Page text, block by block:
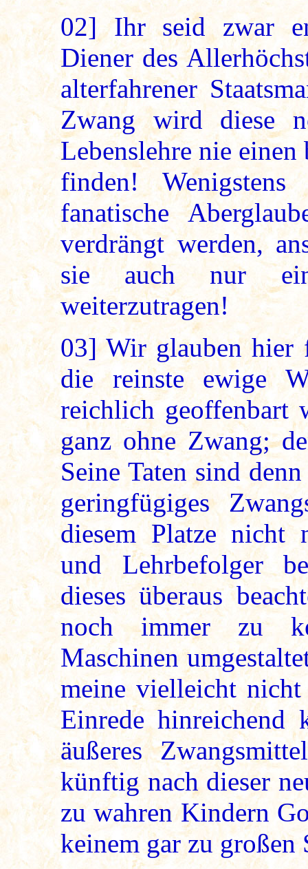
02]Ihr seid zwar
Diener des
alterfahrener
Zwang wird diese
Lebenslehre nie
finden!
fanatische
verdrängt werden,
sie auch nur
weiterzutragen!
03]Wir glauben hier
die reinste ewige
reichlich geoffenbart
ganz ohne Zwang;
Seine Taten sind
geringfügiges
diesem Platze nicht
und Lehrbefolger
dieses überaus
noch immer zu
Maschinen
meine vielleicht nicht
Einrede
äußeres
künftig nach dieser
zu wahren Kindern
keinem gar zu großen